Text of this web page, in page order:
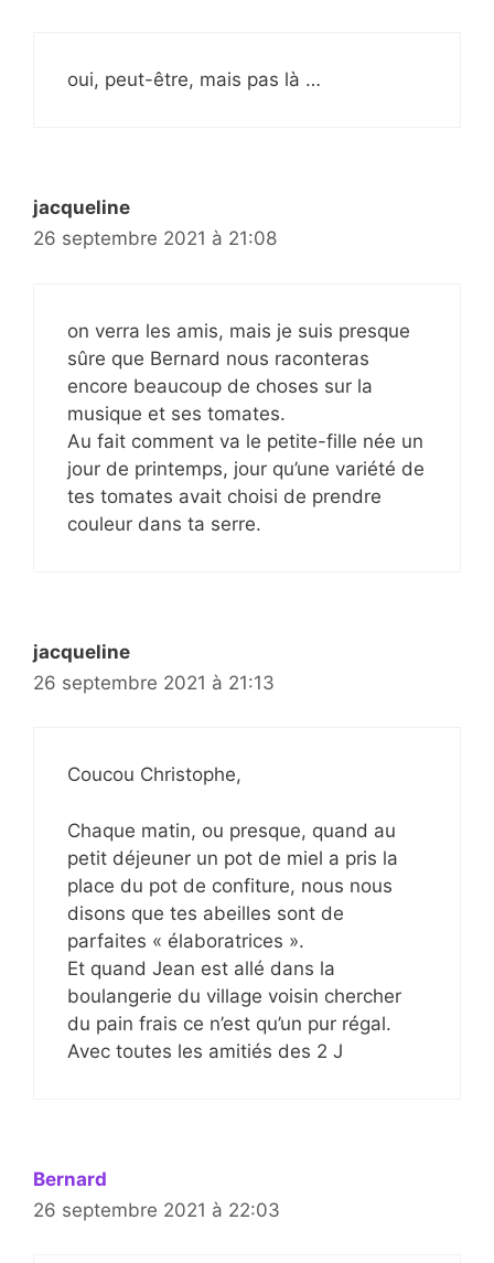
oui, peut-être, mais pas là …
jacqueline
26 septembre 2021 à 21:08
on verra les amis, mais je suis presque
sûre que Bernard nous raconteras
encore beaucoup de choses sur la
musique et ses tomates.
Au fait comment va le petite-fille née un
jour de printemps, jour qu’une variété de
tes tomates avait choisi de prendre
couleur dans ta serre.
jacqueline
26 septembre 2021 à 21:13
Coucou Christophe,
Chaque matin, ou presque, quand au
petit déjeuner un pot de miel a pris la
place du pot de confiture, nous nous
disons que tes abeilles sont de
parfaites « élaboratrices ».
Et quand Jean est allé dans la
boulangerie du village voisin chercher
du pain frais ce n’est qu’un pur régal.
Avec toutes les amitiés des 2 J
Bernard
26 septembre 2021 à 22:03